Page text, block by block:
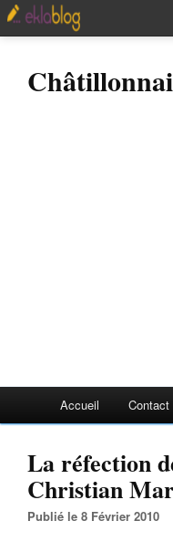
Accueil Contact
La réfection
Christian
Publié le 8 Février 2010